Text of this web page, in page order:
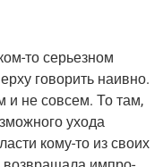
то серьез­ном
гово­рить наив­но.
и не совсем. То там,
ухо­да
кому-то из сво­их